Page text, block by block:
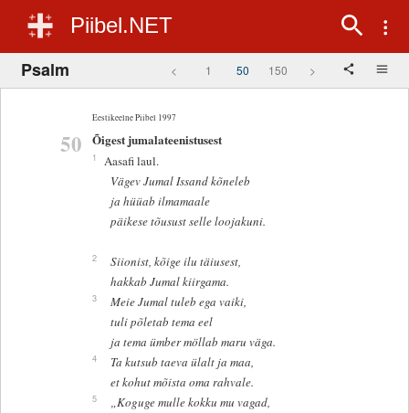
Piibel.NET
Psalm < 1 50 150 >
Eestikeelne Piibel 1997
50 Õigest jumalateenistusest
1
Aasafi laul.
Vägev Jumal Issand kõneleb
ja hüüab ilmamaale
päikese tõusust selle loojakuni.
2
Siionist, kõige ilu täiusest,
hakkab Jumal kiirgama.
3
Meie Jumal tuleb ega vaiki,
tuli põletab tema eel
ja tema ümber möllab maru väga.
4
Ta kutsub taeva ülalt ja maa,
et kohut mõista oma rahvale.
5
„Koguge mulle kokku mu vagad,